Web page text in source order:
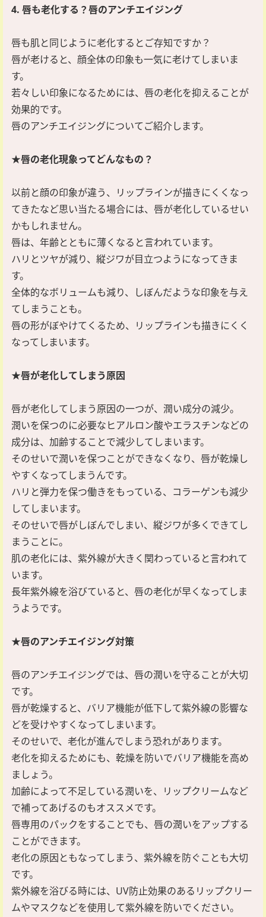
4. 唇も老化する？唇のアンチエイジング
唇も肌と同じように老化するとご存知ですか？
唇が老けると、顔全体の印象も一気に老けてしまいま
す。
若々しい印象になるためには、唇の老化を抑えることが
効果的です。
唇のアンチエイジングについてご紹介します。
★唇の老化現象ってどんなもの？
以前と顔の印象が違う、リップラインが描きにくくなっ
てきたなど思い当たる場合には、唇が老化しているせい
かもしれません。
唇は、年齢とともに薄くなると言われています。
ハリとツヤが減り、縦ジワが目立つようになってきま
す。
全体的なボリュームも減り、しぼんだような印象を与え
てしまうことも。
唇の形がぼやけてくるため、リップラインも描きにくく
なってしまいます。
★唇が老化してしまう原因
唇が老化してしまう原因の一つが、潤い成分の減少。
潤いを保つのに必要なヒアルロン酸やエラスチンなどの
成分は、加齢することで減少してしまいます。
そのせいで潤いを保つことができなくなり、唇が乾燥し
やすくなってしまうんです。
ハリと弾力を保つ働きをもっている、コラーゲンも減少
してしまいます。
そのせいで唇がしぼんでしまい、縦ジワが多くできてし
まうことに。
肌の老化には、紫外線が大きく関わっていると言われて
います。
長年紫外線を浴びていると、唇の老化が早くなってしま
うようです。
★唇のアンチエイジング対策
唇のアンチエイジングでは、唇の潤いを守ることが大切
です。
唇が乾燥すると、バリア機能が低下して紫外線の影響な
どを受けやすくなってしまいます。
そのせいで、老化が進んでしまう恐れがあります。
老化を抑えるためにも、乾燥を防いでバリア機能を高め
ましょう。
加齢によって不足している潤いを、リップクリームなど
で補ってあげるのもオススメです。
唇専用のパックをすることでも、唇の潤いをアップする
ことができます。
老化の原因ともなってしまう、紫外線を防ぐことも大切
です。
紫外線を浴びる時には、UV防止効果のあるリップクリー
ムやマスクなどを使用して紫外線を防いでください。